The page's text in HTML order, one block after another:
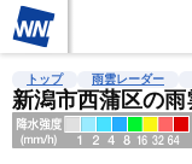
雨雲レーダー 台風情
トップ 雨雲レーダー
新潟市西蒲区の